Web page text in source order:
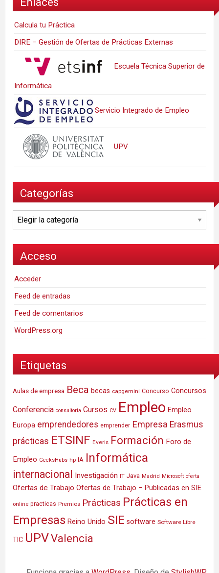
Calcula tu Práctica
DIRE – Gestión de Ofertas de Prácticas Externas
Escuela Técnica Superior de
Informática
Servicio Integrado de Empleo
UPV
Categorías
Categorías
Acceso
Acceder
Feed de entradas
Feed de comentarios
WordPress.org
Etiquetas
Aulas de empresa Beca becas capgemini Concurso Concursos
Conferencia consultoria Cursos CV Empleo Empleo
Europa emprendedores emprender Empresa Erasmus
prácticas ETSINF Everis Formación Foro de
Empleo GeeksHubs hp IA Informática
internacional Investigación IT Java Madrid Microsoft oferta
Ofertas de Trabajo Ofertas de Trabajo – Publicadas en SIE
online practicas Premios Prácticas Prácticas en
Empresas Reino Unido SIE software Software Libre
TIC UPVValencia